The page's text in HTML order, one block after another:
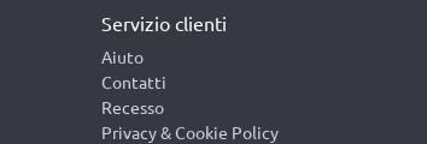
Servizio clienti
Aiuto
Contatti
Recesso
Privacy & Cookie Policy